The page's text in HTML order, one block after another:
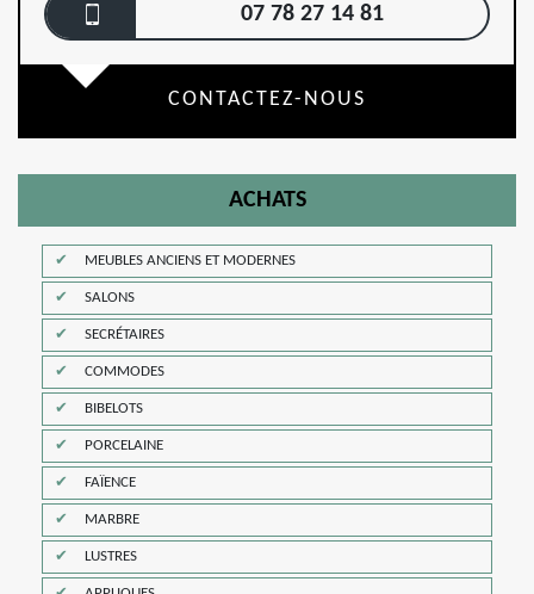
07 78 27 14 81
CONTACTEZ-NOUS
ACHATS
MEUBLES ANCIENS ET MODERNES
SALONS
SECRÉTAIRES
COMMODES
BIBELOTS
PORCELAINE
FAÏENCE
MARBRE
LUSTRES